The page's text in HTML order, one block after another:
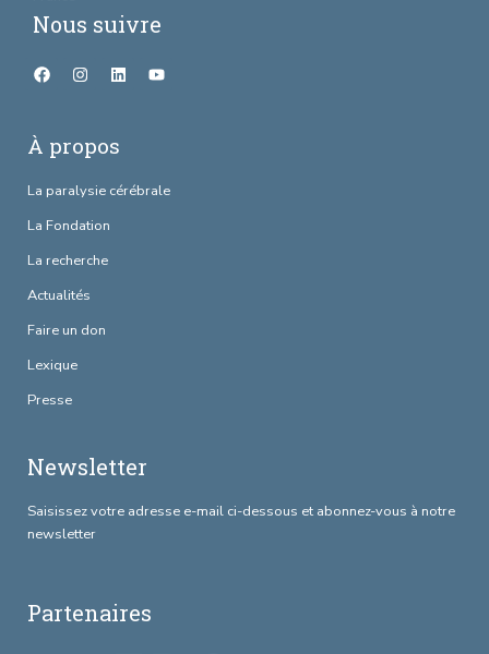
Nous suivre
À propos
La paralysie cérébrale
La Fondation
La recherche
Actualités
Faire un don
Lexique
Presse
Newsletter
Saisissez votre adresse e-mail ci-dessous et abonnez-vous à notre
newsletter
Partenaires